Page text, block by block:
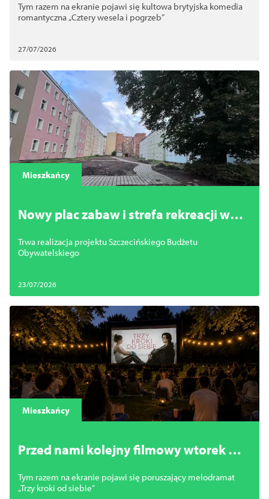
Tym razem na ekranie pojawi się kultowa brytyjska komedia
romantyczna „Cztery wesela i pogrzeb”
27/07/2026
Mieszkańcy
Nowy plac zabaw i strefa rekreacji w
SBO
Trwa realizacja projektu Szczecińskiego Budżetu
Obywatelskiego
23/07/2026
Mieszkańcy
Przed nami kolejny filmowy wtorek w
Tym razem na ekranie pojawi się poruszający melodramat
„Trzy kroki od siebie”